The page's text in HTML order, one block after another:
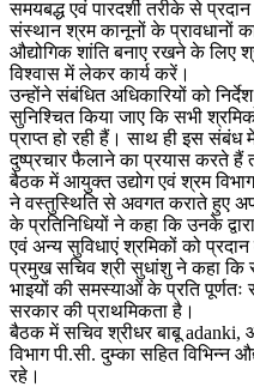
समयबद्ध एवं पारदर्शी तरीके से
संस्थान श्रम कानूनों के प्रावधानों
औद्योगिक शांति बनाए रखने के लिए
विश्वास में लेकर कार्य करें।
उन्होंने संबंधित अधिकारियों को
सुनिश्चित किया जाए कि सभी
प्राप्त हो रही हैं। साथ ही इस संबंध
दुष्प्रचार फैलाने का प्रयास करते हैं
बैठक में आयुक्त उद्योग एवं श्रम
ने वस्तुस्थिति से अवगत कराते हुए
के प्रतिनिधियों ने कहा कि उनके
एवं अन्य सुविधाएं श्रमिकों को प्रदान
प्रमुख सचिव श्री सुधांशु ने कहा कि
भाइयों की समस्याओं के प्रति पूर्णतः
सरकार की प्राथमिकता है।
बैठक में सचिव श्रीधर बाबू adanki,
विभाग पी.सी. दुम्का सहित विभिन्न
रहे।